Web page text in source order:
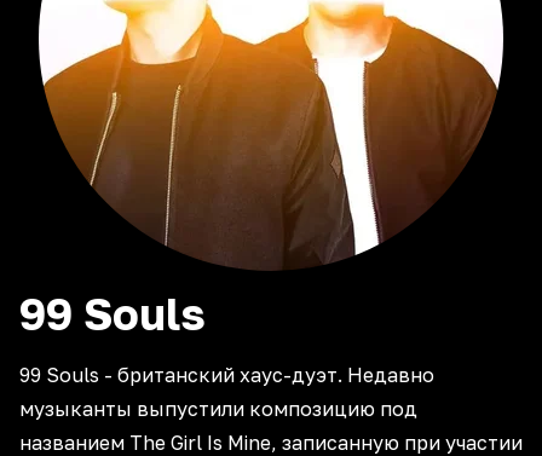
99 Souls
99 Souls - британский хаус-дуэт. Недавно
музыканты выпустили композицию под
названием The Girl Is Mine, записанную при участии